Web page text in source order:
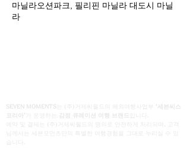
마닐라오션파크, 필리핀 마닐라 대도시 마닐
라
SEVEN MOMENTS 는 (주)거제씨월드의 해외여행사업부 ‘세븐씨스
코리아’
감정 큐레이션 여행 브랜드
예약 및 결제는 (주)거제씨월드의 명의로 안전하게 처리되며, 고객
님께서는 세븐모먼츠만의 특별한 여행경험을 그대로 누리실 수 있